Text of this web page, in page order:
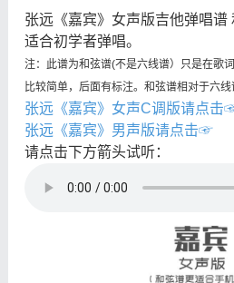
张远《嘉宾》女声版吉他弹唱谱
适合初学者弹唱。
注：此谱为和弦谱(不是六线谱）只是在歌
比较简单，后面有标注。和弦谱相对于六线
张远《嘉宾》女声C调版请点击
张远《嘉宾》男声版请点击☞
请点击下方箭头试听：